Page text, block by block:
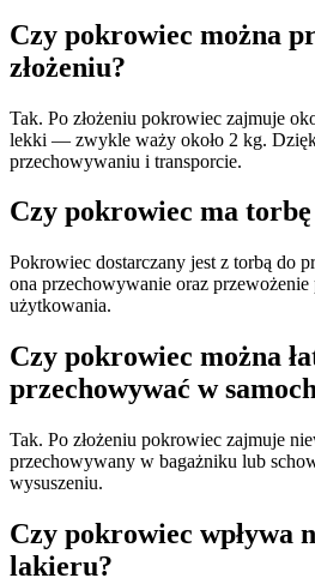
Czy pokrowiec można
złożeniu?
Tak. Po złożeniu pokrowiec zajmuje
lekki — zwykle waży około 2 kg.
przechowywaniu i transporcie.
Czy pokrowiec ma torbę
Pokrowiec dostarczany jest z torbą do
ona przechowywanie oraz
użytkowania.
Czy pokrowiec można
przechowywać w
Tak. Po złożeniu pokrowiec zajmuje
przechowywany w bagażniku lub
wysuszeniu.
Czy pokrowiec wpływa
lakieru?